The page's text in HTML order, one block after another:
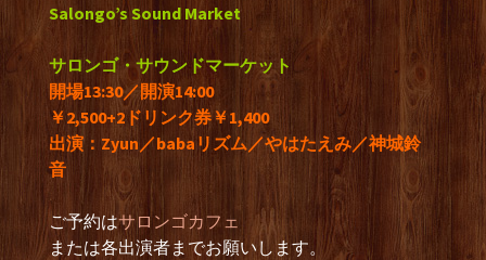
Salongo’s Sound Market
サロンゴ・サウンドマーケット
開場13:30／開演14:00
￥2,500+2ドリンク券￥1,400
出演：Zyun／babaリズム／やはたえみ／神城鈴
音
ご予約はサロンゴカフェ
または各出演者までお願いします。